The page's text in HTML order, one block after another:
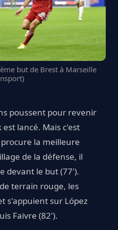
but de Brest à Marseille
poussent pour revenir
lancé. Mais c'est
la meilleure
de la défense, il
devant le but (77').
terrain rouge, les
s'appuient sur López
Faivre (82').